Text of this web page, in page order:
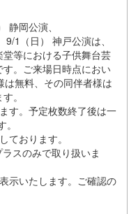
静岡公演、
1（日） 神戸公演は、
等における子供舞台芸
。ご来場日時点におい
無料、その同伴者様は
。
す。予定枚数終了後は一
ております。
スのみで取り扱いま
示いたします。ご確認の